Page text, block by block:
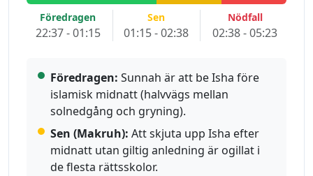
Föredragen
22:37 - 01:15
Sen
01:15 - 02:38
Nödfall
02:38 - 05:23
Föredragen: Sunnah är att be Isha före
islamisk midnatt (halvvägs mellan
solnedgång och gryning).
Sen (Makruh): Att skjuta upp Isha efter
midnatt utan giltig anledning är ogillat i
de flesta rättsskolor.